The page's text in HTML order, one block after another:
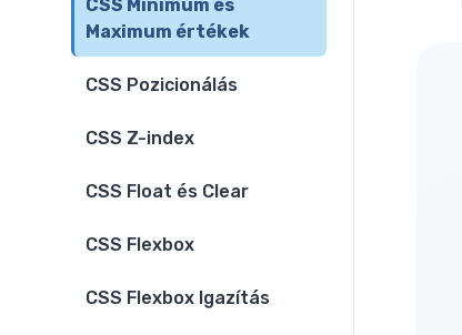
CSS Minimum és
Maximum értékek
CSS Pozicionálás
CSS Z-index
CSS Float és Clear
CSS Flexbox
CSS Flexbox Igazítás